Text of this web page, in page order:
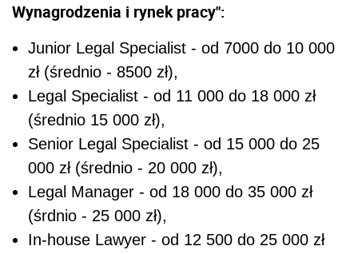
Wynagrodzenia i rynek pracy":
Junior Legal Specialist - od 7000 do 10 000
zł (średnio - 8500 zł),
Legal Specialist - od 11 000 do 18 000 zł
(średnio 15 000 zł),
Senior Legal Specialist - od 15 000 do 25
000 zł (średnio - 20 000 zł),
Legal Manager - od 18 000 do 35 000 zł
(śrdnio - 25 000 zł),
In-house Lawyer - od 12 500 do 25 000 zł